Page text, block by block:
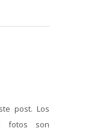
post. Los
fotos son